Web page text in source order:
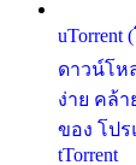
uTorrent
ดาวน์โห
ง่าย คล้
ของ โปร
tTorrent